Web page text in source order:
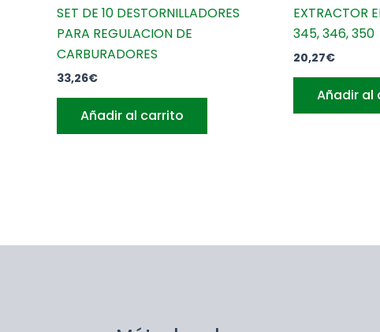
SET DE 10 DESTORNILLADORES
PARA REGULACION DE
CARBURADORES
33,26€
Añadir al carrito
EXTRACTOR
345, 346, 350
20,27€
Añadir al